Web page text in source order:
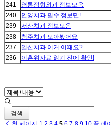
241
영통정형외과 정보모음
240
안양치과 필수 정보만!
239
서산치과 정보모음
238
청주치과 모아봤어요
237
일산치과 이거 어때요?
236
이혼위자료 읽기 전에 확인!
검색